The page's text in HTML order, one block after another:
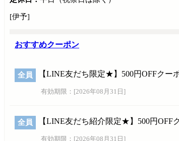
[伊予]
おすすめクーポン
全員 【LINE友だち限定★】500円OFFクー
有効期限：[2026年08月31日 ]
全員 【LINE友だち紹介限定★】500円OFF
有効期限：[2026年08月31日 ]